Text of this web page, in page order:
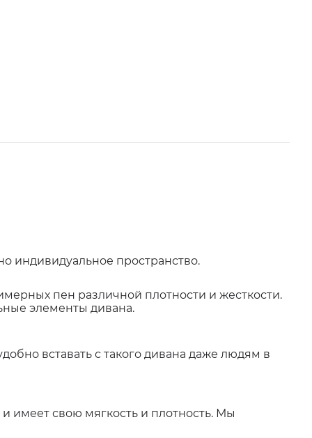
индивидуальное пространство.
пен различной плотности и жесткости.
элементы дивана.
вставать с такого дивана даже людям в
имеет свою мягкость и плотность. Мы